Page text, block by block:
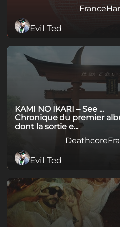
France
Evil Ted
KAMI NO IKARI – See ...
Chronique du premier
dont la sortie e...
Deathcore
Evil Ted